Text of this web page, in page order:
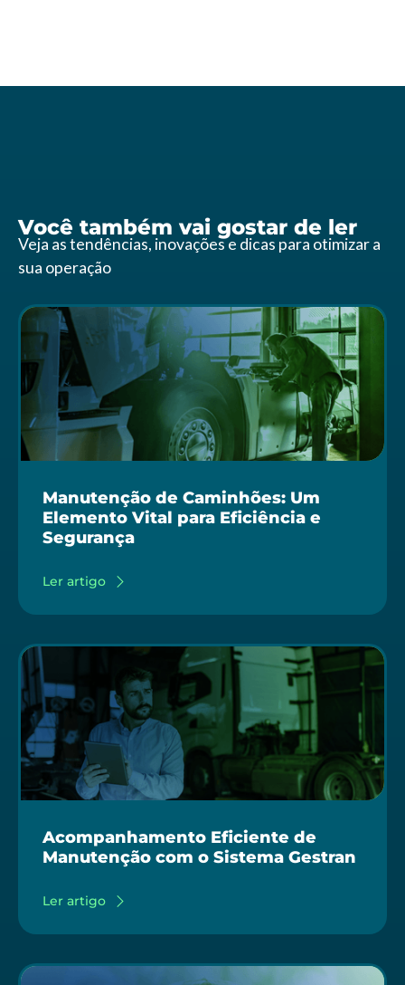
Você também vai gostar de ler
Veja as tendências, inovações e dicas para otimizar a
sua operação
Manutenção de Caminhões: Um
Elemento Vital para Eficiência e
Segurança
Ler artigo
Acompanhamento Eficiente de
Manutenção com o Sistema Gestran
Ler artigo